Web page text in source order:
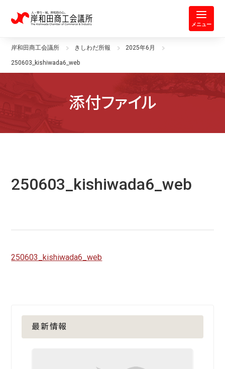
岸和田商工会議所 | 人・祭り・城。
メニュー
岸和田商工会議所 きしわだ所報 2025年6月
250603_kishiwada6_web
添付ファイル
250603_kishiwada6_web
250603_kishiwada6_web
最新情報